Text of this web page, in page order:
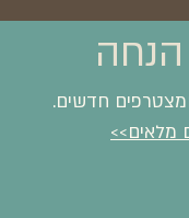
חדשים.
מלאים>>